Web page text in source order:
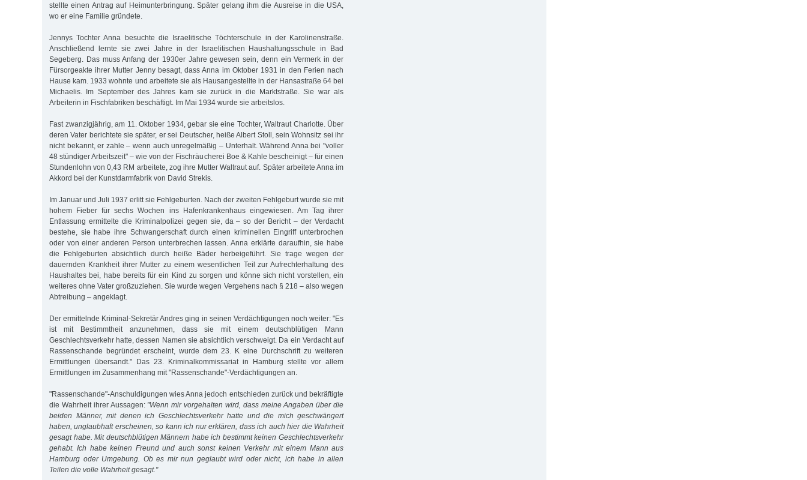
stellte einen Antrag auf Heimunterbringung. Später gelang ihm die Ausreise in die USA,
wo er eine Familie gründete.
Jennys Tochter Anna besuchte die Israelitische Töchterschule in der Karolinenstraße.
Anschließend lernte sie zwei Jahre in der Israelitischen Haushaltungsschule in Bad
Segeberg. Das muss Anfang der 1930er Jahre gewesen sein, denn ein Vermerk in der
Fürsorgeakte ihrer Mutter Jenny besagt, dass Anna im Oktober 1931 in den Ferien nach
Hause kam. 1933 wohnte und arbeitete sie als Hausangestellte in der Hansastraße 64 bei
Michaelis. Im September des Jahres kam sie zurück in die Marktstraße. Sie war als
Arbeiterin in Fischfabriken beschäftigt. Im Mai 1934 wurde sie arbeitslos.
Fast zwanzigjährig, am 11. Oktober 1934, gebar sie eine Tochter, Waltraut Charlotte. Über
deren Vater berichtete sie später, er sei Deutscher, heiße Albert Stoll, sein Wohnsitz sei ihr
nicht bekannt, er zahle – wenn auch unregelmäßig – Unterhalt. Während Anna bei "voller
48 stündiger Arbeitszeit" – wie von der Fischräucherei Boe & Kahle bescheinigt – für einen
Stundenlohn von 0,43 RM arbeitete, zog ihre Mutter Waltraut auf. Später arbeitete Anna im
Akkord bei der Kunstdarmfabrik von David Strekis.
Im Januar und Juli 1937 erlitt sie Fehlgeburten. Nach der zweiten Fehlgeburt wurde sie mit
hohem Fieber für sechs Wochen ins Hafenkrankenhaus eingewiesen. Am Tag ihrer
Entlassung ermittelte die Kriminalpolizei gegen sie, da – so der Bericht – der Verdacht
bestehe, sie habe ihre Schwangerschaft durch einen kriminellen Eingriff unterbrochen
oder von einer anderen Person unterbrechen lassen. Anna erklärte daraufhin, sie habe
die Fehlgeburten absichtlich durch heiße Bäder herbeigeführt. Sie trage wegen der
dauernden Krankheit ihrer Mutter zu einem wesentlichen Teil zur Aufrechterhaltung des
Haushaltes bei, habe bereits für ein Kind zu sorgen und könne sich nicht vorstellen, ein
weiteres ohne Vater großzuziehen. Sie wurde wegen Vergehens nach § 218 – also wegen
Abtreibung – angeklagt.
Der ermittelnde Kriminal-Sekretär Andres ging in seinen Verdächtigungen noch weiter: "Es
ist mit Bestimmtheit anzunehmen, dass sie mit einem deutschblütigen Mann
Geschlechtsverkehr hatte, dessen Namen sie absichtlich verschweigt. Da ein Verdacht auf
Rassenschande begründet erscheint, wurde dem 23. K eine Durchschrift zu weiteren
Ermittlungen übersandt." Das 23. Kriminalkommissariat in Hamburg stellte vor allem
Ermittlungen im Zusammenhang mit "Rassenschande"-Verdächtigungen an.
"Rassenschande"-Anschuldigungen wies Anna jedoch entschieden zurück und bekräftigte
die Wahrheit ihrer Aussagen: "Wenn mir vorgehalten wird, dass meine Angaben über die
beiden Männer, mit denen ich Geschlechtsverkehr hatte und die mich geschwängert
haben, unglaubhaft erscheinen, so kann ich nur erklären, dass ich auch hier die Wahrheit
gesagt habe. Mit deutschblütigen Männern habe ich bestimmt keinen Geschlechtsverkehr
gehabt. Ich habe keinen Freund und auch sonst keinen Verkehr mit einem Mann aus
Hamburg oder Umgebung. Ob es mir nun geglaubt wird oder nicht, ich habe in allen
Teilen die volle Wahrheit gesagt."